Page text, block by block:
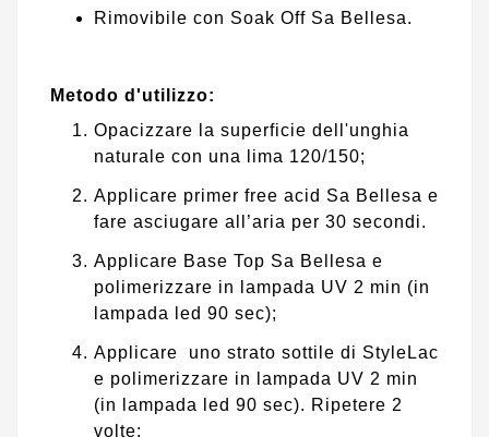
Rimovibile con Soak Off Sa Bellesa.
Metodo d'utilizzo:
Opacizzare la superficie dell'unghia
naturale con una lima 120/150;
Applicare primer free acid Sa Bellesa e
fare asciugare all’aria per 30 secondi.
Applicare Base Top Sa Bellesa e
polimerizzare in lampada UV 2 min (in
lampada led 90 sec);
Applicare uno strato sottile di StyleLac
e polimerizzare in lampada UV 2 min
(in lampada led 90 sec). Ripetere 2
volte;